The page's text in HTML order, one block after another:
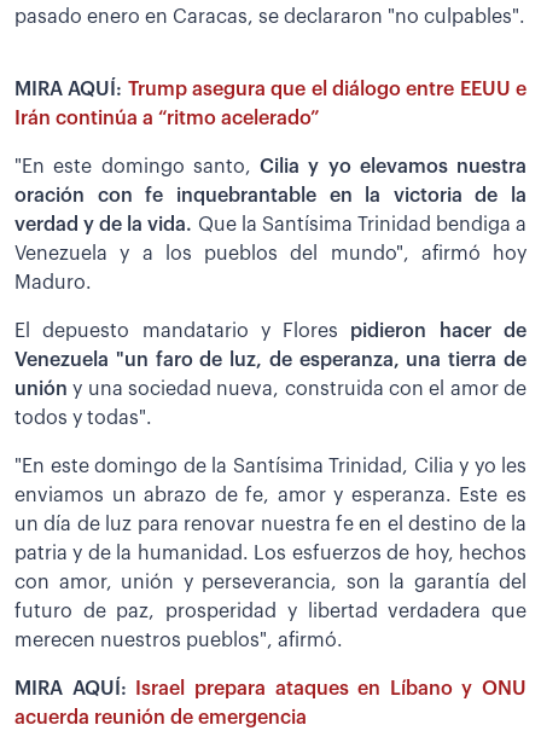
pasado enero en Caracas, se declararon "no culpables".
MIRA AQUÍ: Trump asegura que el diálogo entre EEUU e
Irán continúa a “ritmo acelerado”
"En este domingo santo, Cilia y yo elevamos nuestra
oración con fe inquebrantable en la victoria de la
verdad y de la vida. Que la Santísima Trinidad bendiga a
Venezuela y a los pueblos del mundo", afirmó hoy
Maduro.
El depuesto mandatario y Flores pidieron hacer de
Venezuela "un faro de luz, de esperanza, una tierra de
unióny una sociedad nueva, construida con el amor de
todos y todas".
"En este domingo de la Santísima Trinidad, Cilia y yo les
enviamos un abrazo de fe, amor y esperanza. Este es
un día de luz para renovar nuestra fe en el destino de la
patria y de la humanidad. Los esfuerzos de hoy, hechos
con amor, unión y perseverancia, son la garantía del
futuro de paz, prosperidad y libertad verdadera que
merecen nuestros pueblos", afirmó.
MIRA AQUÍ:
Israel prepara ataques en Líbano y ONU
acuerda reunión de emergencia